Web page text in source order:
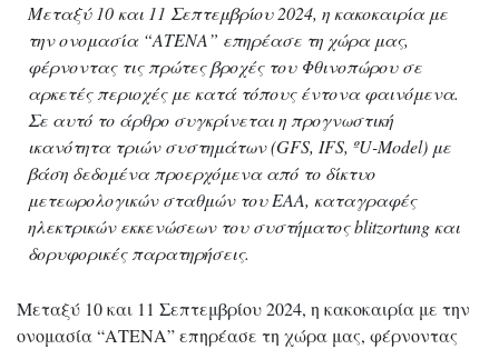
Μεταξύ 10 και 11 Σεπτεμβρίου 2024, η κακοκαιρία με
την ονομασία “ΑΤΕΝΑ” επηρέασε τη χώρα μας,
φέρνοντας τις πρώτες βροχές του Φθινοπώρου σε
αρκετές περιοχές με κατά τόπους έντονα φαινόμενα.
Σε αυτό το άρθρο συγκρίνεται η προγνωστική
ικανότητα τριών συστημάτων (GFS, IFS, ºU-Model) με
βάση δεδομένα προερχόμενα από το δίκτυο
μετεωρολογικών σταθμών του ΕΑΑ, καταγραφές
ηλεκτρικών εκκενώσεων του συστήματος blitzortung και
δορυφορικές παρατηρήσεις.
Μεταξύ 10 και 11 Σεπτεμβρίου 2024, η κακοκαιρία με την
ονομασία “ΑΤΕΝΑ” επηρέασε τη χώρα μας, φέρνοντας